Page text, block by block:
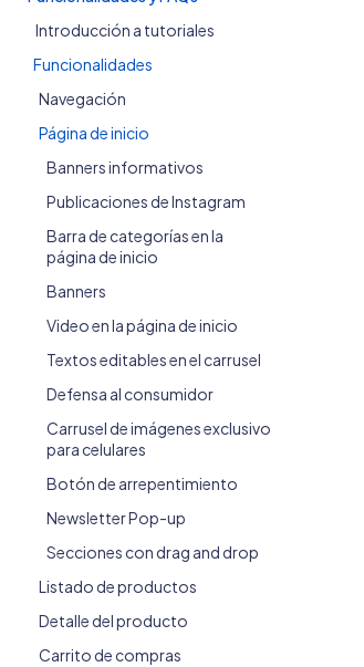
Introducción a tutoriales
Funcionalidades
Navegación
Página de inicio
Banners informativos
Publicaciones de Instagram
Barra de categorías en la
página de inicio
Banners
Video en la página de inicio
Textos editables en el carrusel
Defensa al consumidor
Carrusel de imágenes exclusivo
para celulares
Botón de arrepentimiento
Newsletter Pop-up
Secciones con drag and drop
Listado de productos
Detalle del producto
Carrito de compras